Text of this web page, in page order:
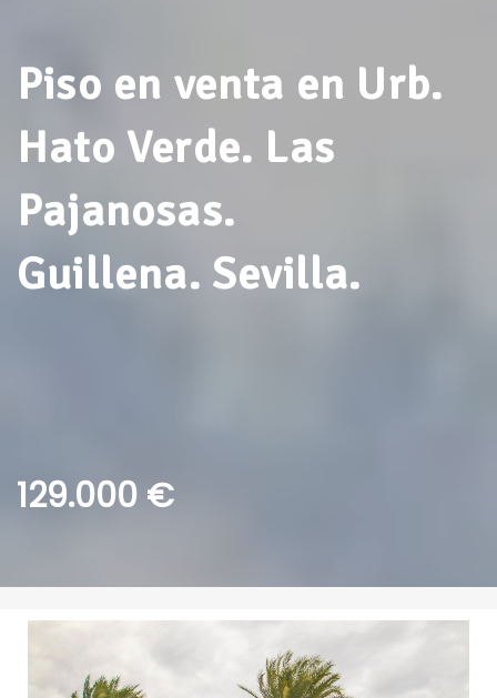
Piso en venta en Urb.
Hato Verde. Las
Pajanosas.
Guillena. Sevilla.
129.000 €